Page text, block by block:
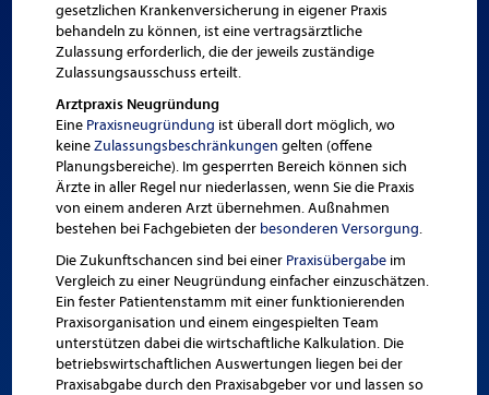
gesetzlichen Krankenversicherung in eigener Praxis
behandeln zu können, ist eine vertragsärztliche
Zulassung erforderlich, die der jeweils zuständige
Zulassungsausschuss erteilt.
Arztpraxis Neugründung
Eine Praxisneugründung ist überall dort möglich, wo
keineZulassungs­­be­schränkungen gelten (offene
Planungs­bereiche). Im gesperrten Bereich können sich
Ärzte in aller Regel nur niederlassen, wenn Sie die Praxis
von einem anderen Arzt übernehmen. Außnahmen
bestehen bei Fachgebieten der besonderen Versorgung.
Die Zukunftschancen sind bei einer Praxisübergabe im
Vergleich zu einer Neu­gründung einfacher einzuschätzen.
Ein fester Patienten­stamm mit einer funktionierenden
Praxis­organisation und einem eingespielten Team
unterstützen dabei die wirtschaftliche Kalkulation. Die
betriebswirtschaftlichen Auswertungen liegen bei der
Praxisabgabe durch den Praxisabgeber vor und lassen so